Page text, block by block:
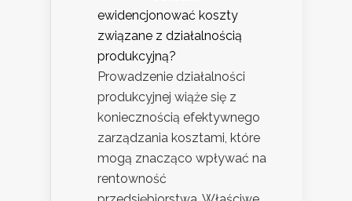
ewidencjonować koszty
związane z działalnością
produkcyjną?
Prowadzenie działalności
produkcyjnej wiąże się z
koniecznością efektywnego
zarządzania kosztami, które
mogą znacząco wpływać na
rentowność